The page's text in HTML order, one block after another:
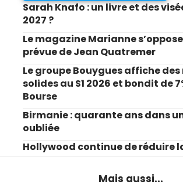
Sarah Knafo : un livre et des
2027 ?
Le magazine Marianne
prévue de Jean Quatremer
Le groupe Bouygues affiche
solides au S1 2026 et bondit de
Bourse
Birmanie : quarante ans dans
oubliée
Hollywood continue de réduire
Mais aussi...